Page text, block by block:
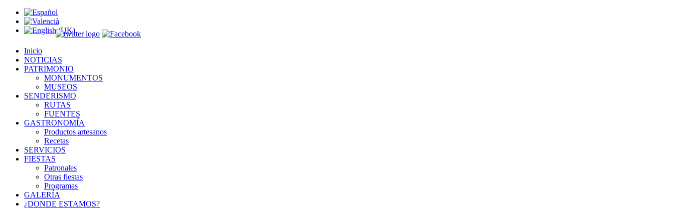
Inicio
NOTICIAS
PATRIMONIO
MONUMENTOS
MUSEOS
SENDERISMO
RUTAS
FUENTES
GASTRONOMÍA
Productos artesanos
Recetas
SERVICIOS
FIESTAS
Patronales
Otras fiestas
Programas
GALERÍA
¿DONDE ESTAMOS?